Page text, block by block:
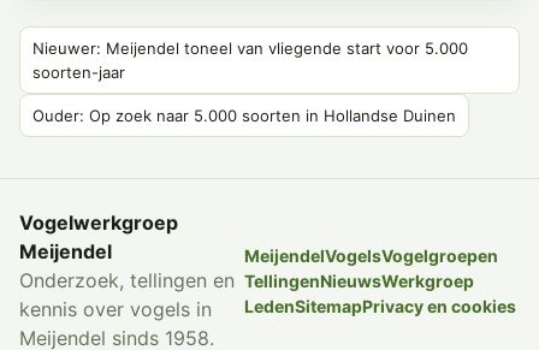
Nieuwer: Meijendel toneel van vliegende start voor 5.000
soorten-jaar
Ouder: Op zoek naar 5.000 soorten in Hollandse Duinen
Vogelwerkgroep
Meijendel
Onderzoek, tellingen en
kennis over vogels in
Meijendel sinds 1958.
MeijendelVogelsVogelgroepen
TellingenNieuwsWerkgroep
LedenSitemapPrivacy en cookies